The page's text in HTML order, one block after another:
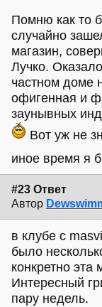
Помню как то
случайно
магазин,
Лучко.
частном доме
офигенная и
заунывных
Вот уж не
иное время я
#23 Ответ
Автор
в клубе с
было
конкретно
Интересный
пару недель.